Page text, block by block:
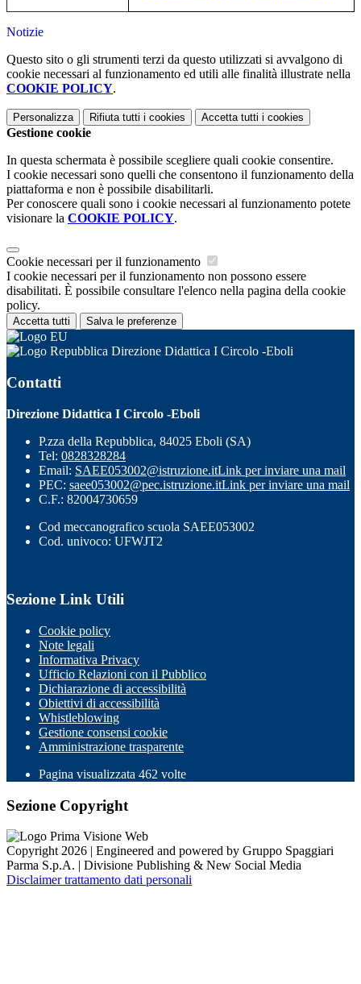
Notizie
Questo sito o gli strumenti terzi da questo utilizzati si avvalgono di
cookie necessari al funzionamento ed utili alle finalità illustrate nella
COOKIE POLICY.
Personalizza Rifiuta tutti i cookies Accetta tutti i cookies
Gestione cookie
In questa schermata è possibile scegliere quali cookie consentire.
I cookie necessari sono quelli che consentono il funzionamento della
piattaforma e non è possibile disabilitarli.
Per conoscere quali sono i cookie necessari al funzionamento potete
visionare la COOKIE POLICY.
Cookie necessari per il funzionamento
I cookie necessari per il funzionamento non possono essere
disabilitati. È possibile consultare l'elenco nella pagina della cookie
policy.
Accetta tutti Salva le preferenze
Direzione Didattica I Circolo -Eboli
Contatti
Direzione Didattica I Circolo -Eboli
P.zza della Repubblica, 84025 Eboli (SA)
Tel: 0828328284
Email: SAEE053002@istruzione.itLink per inviare una mail
PEC: saee053002@pec.istruzione.itLink per inviare una mail
C.F.: 82004730659
Cod meccanografico scuola SAEE053002
Cod. univoco: UFWJT2
Sezione Link Utili
Cookie policy
Note legali
Informativa Privacy
Ufficio Relazioni con il Pubblico
Dichiarazione di accessibilità
Obiettivi di accessibilità
Whistleblowing
Gestione consensi cookie
Amministrazione trasparente
Pagina visualizzata 462 volte
Sezione Copyright
Copyright 2026 | Engineered and powered by Gruppo Spaggiari
Parma S.p.A. | Divisione Publishing & New Social Media
Disclaimer trattamento dati personali